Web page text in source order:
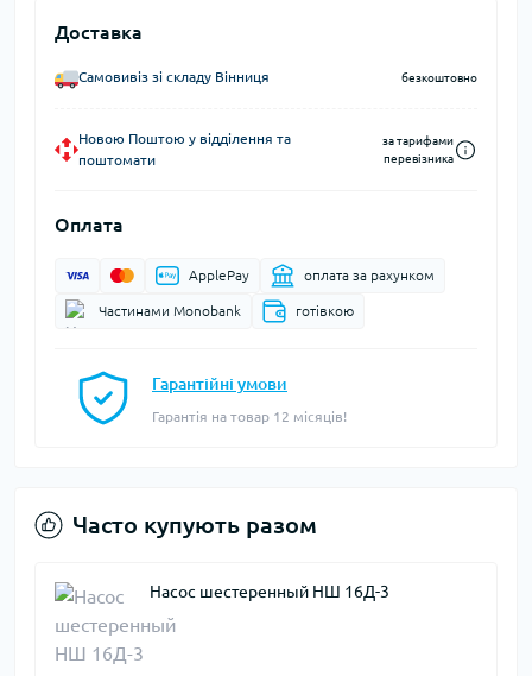
Доставка
Самовивіз зі складу Вінниця безкоштовно
Новою Поштою у відділення та
поштомати
за тарифами
перевізника
Оплата
ApplePay оплата за рахунком
Частинами Monobank готівкою
Гарантійні умови
Гарантія на товар 12 місяців!
Часто купують разом
Насос шестеренный НШ 16Д-3